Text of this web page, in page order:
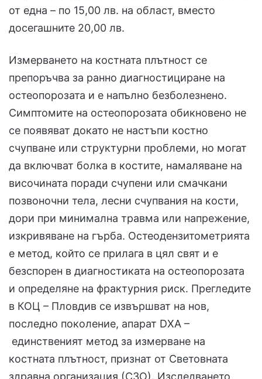
от една – по 15,00 лв. на област, вместо
досегашните 20,00 лв.
Измерването на костната плътност се
препоръчва за ранно диагностициране на
остеопорозата и е напълно безболезнено.
Симптомите на остеопорозата обикновено не
се появяват докато не настъпи костно
счупване или структурни проблеми, но могат
да включват болка в костите, намаляване на
височината поради счупени или смачкани
позвоночни тела, лесни счупвания на кости,
дори при минимална травма или напрежение,
изкривяване на гърба. Остеодензитометрията
е метод, който се прилага в цял свят и е
безспорен в диагностиката на остеопорозата
и определяне на фрактурния риск. Прегледите
в КОЦ – Пловдив се извършват на нов,
последно поколение, апарат DXA –
единственият метод за измерване на
костната плътност, признат от Световната
здравна организация (СЗО). Изследването